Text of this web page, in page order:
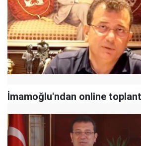
İmamoğlu'ndan online